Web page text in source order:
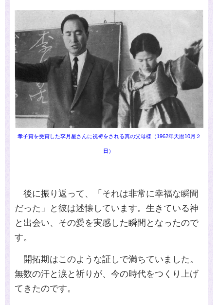
孝子賞を受賞した李月星さんに祝祷をされる真の父母様（1962年天暦10月２
日）
後に振り返って、「それは非常に幸福な瞬間
だった」と彼は述懐しています。生きている神
と出会い、その愛を実感した瞬間となったので
す。
開拓期はこのような証しで満ちていました。
無数の汗と涙と祈りが、今の時代をつくり上げ
てきたのです。